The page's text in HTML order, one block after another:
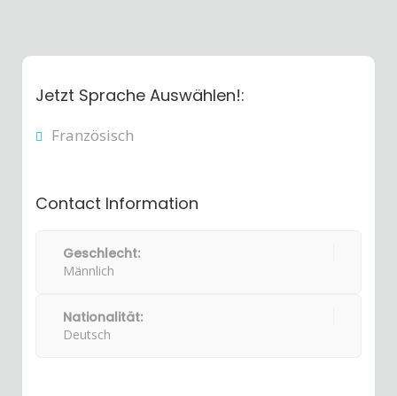
Jetzt Sprache Auswählen!:
Französisch
Contact Information
Geschlecht:
Männlich
Nationalität:
Deutsch